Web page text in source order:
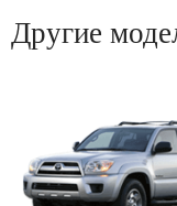
Другие